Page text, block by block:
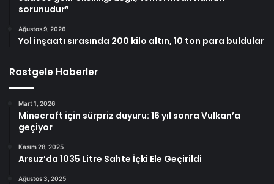
sorunudur”
Ağustos 9, 2026
Yol inşaatı sırasında 200 kilo altın, 10 ton para buldular
Rastgele Haberler
Mart 1, 2026
Minecraft için sürpriz duyuru: 16 yıl sonra Vulkan’a
geçiyor
Kasım 28, 2025
Arsuz’da 1035 Litre Sahte İçki Ele Geçirildi
Ağustos 3, 2025